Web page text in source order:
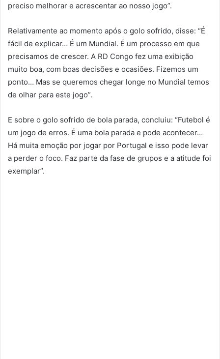
preciso melhorar e acrescentar ao nosso jogo”.
Relativamente ao momento após o golo sofrido, disse: “É
fácil de explicar… É um Mundial. É um processo em que
precisamos de crescer. A RD Congo fez uma exibição
muito boa, com boas decisões e ocasiões. Fizemos um
ponto… Mas se queremos chegar longe no Mundial temos
de olhar para este jogo”.
E sobre o golo sofrido de bola parada, concluiu: “Futebol é
um jogo de erros. É uma bola parada e pode acontecer…
Há muita emoção por jogar por Portugal e isso pode levar
a perder o foco. Faz parte da fase de grupos e a atitude foi
exemplar”.